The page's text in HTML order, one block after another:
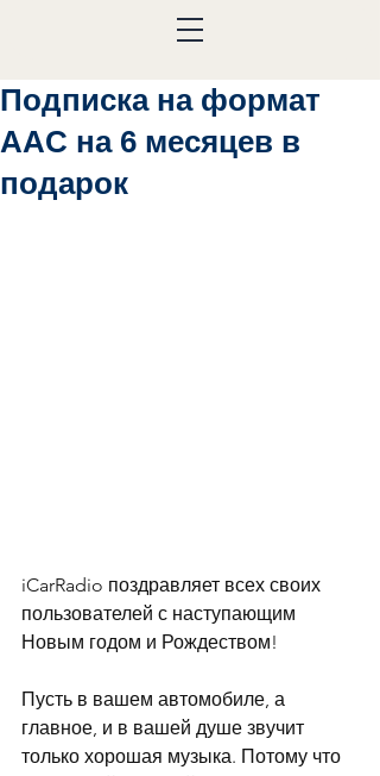
Подписка на формат
AAC на 6 месяцев в
подарок
iCarRadio поздравляет всех своих
пользователей с наступающим
Новым годом и Рождеством!
Пусть в вашем автомобиле, а
главное, и в вашей душе звучит
только хорошая музыка. Потому что